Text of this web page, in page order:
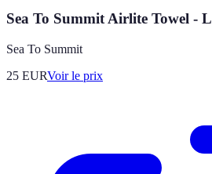
Sea To Summit Airlite Towel - L
Sea To Summit
25 EURVoir le prix